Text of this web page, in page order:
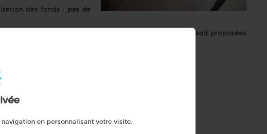
en personnalisant votre visite.
des fonds : pas de
sélectionner la meilleure solution parmi les offres de crédit proposées